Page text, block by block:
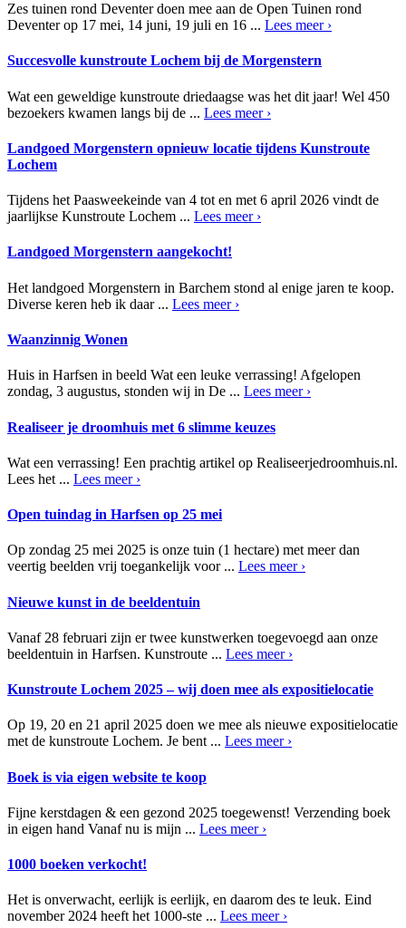
Zes tuinen rond Deventer doen mee aan de Open Tuinen rond
Deventer op 17 mei, 14 juni, 19 juli en 16 ... Lees meer ›
Succesvolle kunstroute Lochem bij de Morgenstern
Wat een geweldige kunstroute driedaagse was het dit jaar! Wel 450
bezoekers kwamen langs bij de ... Lees meer ›
Landgoed Morgenstern opnieuw locatie tijdens Kunstroute
Lochem
Tijdens het Paasweekeinde van 4 tot en met 6 april 2026 vindt de
jaarlijkse Kunstroute Lochem ... Lees meer ›
Landgoed Morgenstern aangekocht!
Het landgoed Morgenstern in Barchem stond al enige jaren te koop.
Diverse keren heb ik daar ... Lees meer ›
Waanzinnig Wonen
Huis in Harfsen in beeld Wat een leuke verrassing! Afgelopen
zondag, 3 augustus, stonden wij in De ... Lees meer ›
Realiseer je droomhuis met 6 slimme keuzes
Wat een verrassing! Een prachtig artikel op Realiseerjedroomhuis.nl.
Lees het ... Lees meer ›
Open tuindag in Harfsen op 25 mei
Op zondag 25 mei 2025 is onze tuin (1 hectare) met meer dan
veertig beelden vrij toegankelijk voor ... Lees meer ›
Nieuwe kunst in de beeldentuin
Vanaf 28 februari zijn er twee kunstwerken toegevoegd aan onze
beeldentuin in Harfsen. Kunstroute ... Lees meer ›
Kunstroute Lochem 2025 – wij doen mee als expositielocatie
Op 19, 20 en 21 april 2025 doen we mee als nieuwe expositielocatie
met de kunstroute Lochem. Je bent ... Lees meer ›
Boek is via eigen website te koop
Fijne kerstdagen & een gezond 2025 toegewenst! Verzending boek
in eigen hand Vanaf nu is mijn ... Lees meer ›
1000 boeken verkocht!
Het is onverwacht, eerlijk is eerlijk, en daarom des te leuk. Eind
november 2024 heeft het 1000-ste ... Lees meer ›